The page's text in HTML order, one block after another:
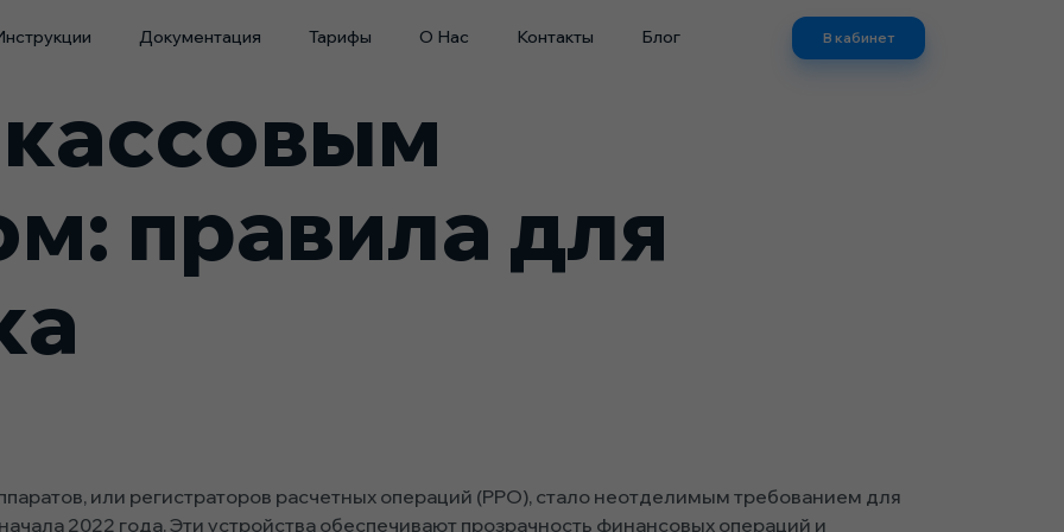
Документация Тарифы О Нас Контакты Блог В кабинет
правила для
или регистраторов расчетных операций (РРО), стало неотделимым требованием для
2022 года. Эти устройства обеспечивают прозрачность финансовых операций и